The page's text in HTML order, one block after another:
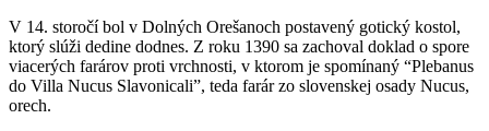
V 14. storočí bol v Dolných Orešanoch postavený gotický kostol,
ktorý slúži dedine dodnes. Z roku 1390 sa zachoval doklad o spore
viacerých farárov proti vrchnosti, v ktorom je spomínaný “Plebanus
do Villa Nucus Slavonicali”, teda farár zo slovenskej osady Nucus,
orech.